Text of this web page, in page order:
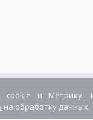
cookie и Метрику.
на обработку данных.